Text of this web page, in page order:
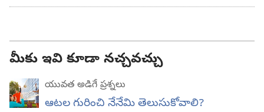
డౌన్‌లోడ్‌
మీకు ఇవి కూడా నచ్చవచ్చు
యువత అడిగే ప్రశ్నలు
ఆటల గురించి నేనేమి తెలుసుకోవాలి?